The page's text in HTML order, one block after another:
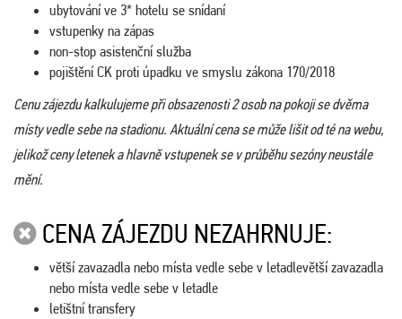
ubytování ve 3* hotelu se snídaní
vstupenky na zápas
non-stop asistenční služba
pojištění CK proti úpadku ve smyslu zákona 170/2018
Cenu zájezdu kalkulujeme při obsazenosti 2 osob na pokoji se dvěma
místy vedle sebe na stadionu. Aktuální cena se může lišit od té na webu,
jelikož ceny letenek a hlavně vstupenek se v průběhu sezóny neustále
mění.
CENA ZÁJEZDU NEZAHRNUJE:
větší zavazadla nebo místa vedle sebe v letadlevětší zavazadla
nebo místa vedle sebe v letadle
letištní transfery